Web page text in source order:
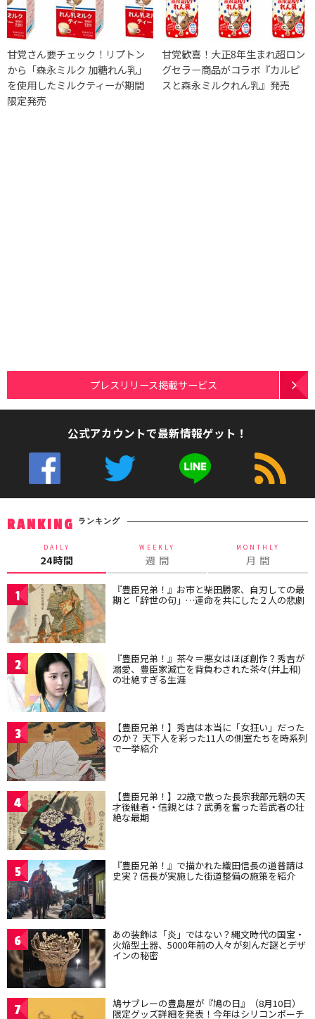
甘党さん要チェック！リプトン
から「森永ミルク 加糖れん乳」
を使用したミルクティーが期間
限定発売
甘党歓喜！大正8年生まれ超ロン
グセラー商品がコラボ『カルピ
スと森永ミルクれん乳』発売
プレスリリース掲載サービス
公式アカウントで最新情報ゲット！
RANKING ランキング
DAILY
24時間
WEEKLY
週 間
MONTHLY
月 間
1 『豊臣兄弟！』お市と柴田勝家、自刃しての最
期と「辞世の句」…運命を共にした２人の悲劇
2 『豊臣兄弟！』茶々＝悪女はほぼ創作？秀吉が
溺愛、豊臣家滅亡を背負わされた茶々(井上和)
の壮絶すぎる生涯
3 【豊臣兄弟！】秀吉は本当に「女狂い」だった
のか？ 天下人を彩った11人の側室たちを時系列
で一挙紹介
4 【豊臣兄弟！】22歳で散った長宗我部元親の天
才後継者・信親とは？武勇を奮った若武者の壮
絶な最期
5 『豊臣兄弟！』で描かれた織田信長の道普請は
史実？信長が実施した街道整備の施策を紹介
6 あの装飾は「炎」ではない？縄文時代の国宝・
火焔型土器、5000年前の人々が刻んだ謎とデザ
インの秘密
7 鳩サブレーの豊島屋が『鳩の日』（8月10日）
限定グッズ詳細を発表！今年はシリコンポーチ